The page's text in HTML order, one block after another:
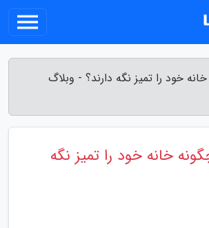
خود را تمیز نگه دارند؟ - وبلاگ
خانه خود را تمیز نگه